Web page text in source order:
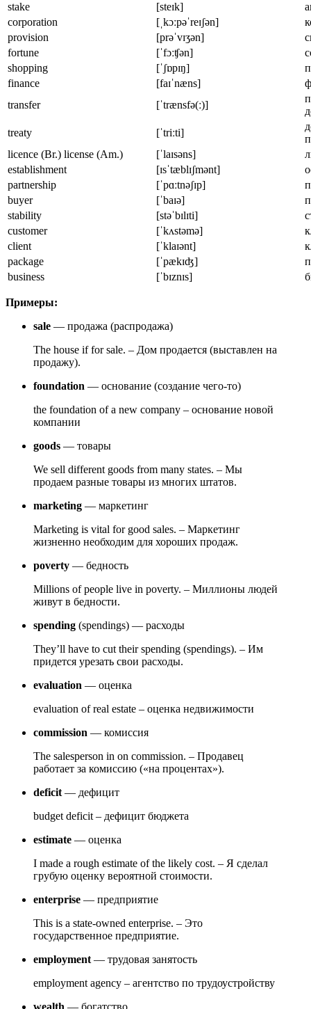
stake
[steɪk]
corporation
[ˌkɔːpəˈreɪʃən]
provision
[prəˈvɪʒən]
fortune
[ˈfɔːʧən]
shopping
[ˈʃɒpɪŋ]
finance
[faɪˈnæns]
transfer
[ˈtrænsfə(ː)]
treaty
[ˈtriːti]
licence (Br.) license (Am.)
[ˈlaɪsəns]
establishment
[ɪsˈtæblɪʃmənt]
partnership
[ˈpɑːtnəʃɪp]
buyer
[ˈbaɪə]
stability
[stəˈbɪlɪti]
customer
[ˈkʌstəmə]
client
[ˈklaɪənt]
package
[ˈpækɪʤ]
business
[ˈbɪznɪs]
Примеры:
sale — продажа (распродажа)
The house if for sale. – Дом продается (выставлен на
продажу).
foundation — основание (создание чего-то)
the foundation of a new company – основание новой
компании
goods — товары
We sell different goods from many states. – Мы
продаем разные товары из многих штатов.
marketing — маркетинг
Marketing is vital for good sales. – Маркетинг
жизненно необходим для хороших продаж.
poverty — бедность
Millions of people live in poverty. – Миллионы людей
живут в бедности.
spending (spendings) — расходы
They’ll have to cut their spending (spendings). – Им
придется урезать свои расходы.
evaluation — оценка
evaluation of real estate – оценка недвижимости
commission — комиссия
The salesperson in on commission. – Продавец
работает за комиссию («на процентах»).
deficit — дефицит
budget deficit – дефицит бюджета
estimate — оценка
I made a rough estimate of the likely cost. – Я сделал
грубую оценку вероятной стоимости.
enterprise — предприятие
This is a state-owned enterprise. – Это
государственное предприятие.
employment — трудовая занятость
employment agency – агентство по трудоустройству
wealth — богатство